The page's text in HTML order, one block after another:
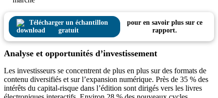
Télécharger un échantillon
gratuit
pour en savoir plus sur ce
rapport.
Analyse et opportunités d’investissement
Les investisseurs se concentrent de plus en plus sur des formats de
contenu diversifiés et sur l’expansion numérique. Près de 35 % des
intérêts du capital-risque dans l’édition sont dirigés vers les livres